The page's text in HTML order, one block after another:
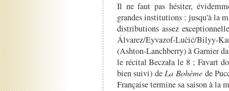
Il ne faut pas hésiter,
grandes institutions : jusqu'à la
distributions assez
Álvarez/Eyvazof-Lučić/Bilyy-
(Ashton-Lanchberry) à Garnier
le récital Beczała le 8 ; Favart
bien suivi) deLa Bohème de
Française termine sa saison à la